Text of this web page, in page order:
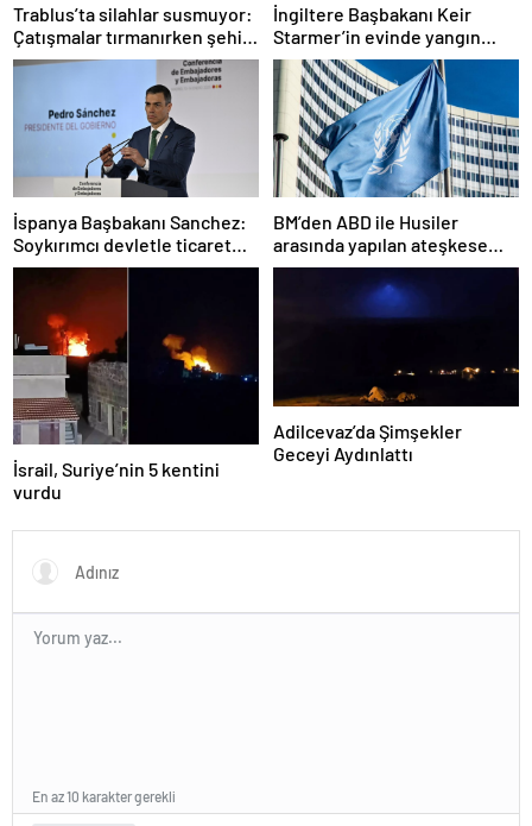
Trablus’ta silahlar susmuyor:
Çatışmalar tırmanırken şehir
alarmda
İngiltere Başbakanı Keir
Starmer’in evinde yangın
çıktı
İspanya Başbakanı Sanchez:
Soykırımcı devletle ticaret
yapmayız
BM’den ABD ile Husiler
arasında yapılan ateşkese
ilişkin değerlendirme
İsrail, Suriye’nin 5 kentini
vurdu
Adilcevaz’da Şimşekler
Geceyi Aydınlattı
En az 10 karakter gerekli